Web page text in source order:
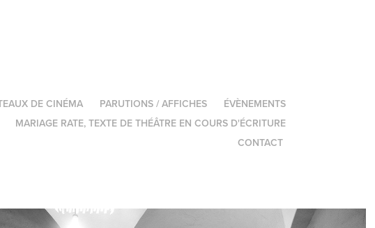
DE CINÉMA PARUTIONS / AFFICHES
ÉVÈNEMENTS
MARIAGE RATE, TEXTE DE THÉÂTRE EN COURS D'ÉCRITURE
CONTACT